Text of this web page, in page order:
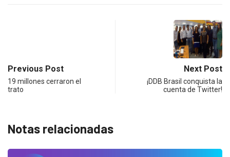
Previous Post
19 millones cerraron el
trato
Next Post
¡DDB Brasil conquista la
cuenta de Twitter!
Notas relacionadas